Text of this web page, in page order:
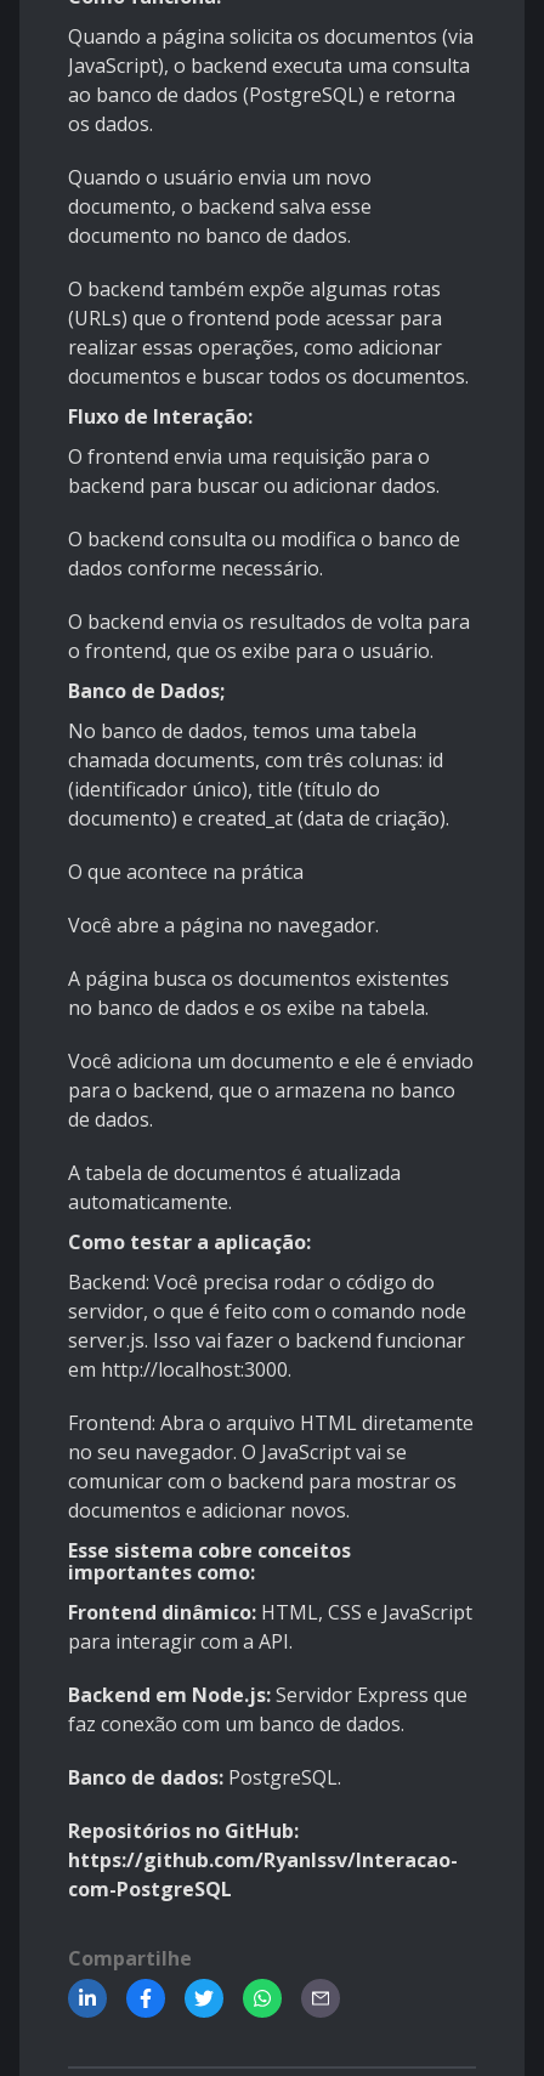
Quando a página solicita os documentos (via
JavaScript), o backend executa uma consulta
ao banco de dados (PostgreSQL) e retorna
os dados.
Quando o usuário envia um novo
documento, o backend salva esse
documento no banco de dados.
O backend também expõe algumas rotas
(URLs) que o frontend pode acessar para
realizar essas operações, como adicionar
documentos e buscar todos os documentos.
Fluxo de Interação:
O frontend envia uma requisição para o
backend para buscar ou adicionar dados.
O backend consulta ou modifica o banco de
dados conforme necessário.
O backend envia os resultados de volta para
o frontend, que os exibe para o usuário.
Banco de Dados;
No banco de dados, temos uma tabela
chamada documents, com três colunas: id
(identificador único), title (título do
documento) e created_at (data de criação).
O que acontece na prática
Você abre a página no navegador.
A página busca os documentos existentes
no banco de dados e os exibe na tabela.
Você adiciona um documento e ele é enviado
para o backend, que o armazena no banco
de dados.
A tabela de documentos é atualizada
automaticamente.
Como testar a aplicação:
Backend: Você precisa rodar o código do
servidor, o que é feito com o comando node
server.js. Isso vai fazer o backend funcionar
em http://localhost:3000.
Frontend: Abra o arquivo HTML diretamente
no seu navegador. O JavaScript vai se
comunicar com o backend para mostrar os
documentos e adicionar novos.
Esse sistema cobre conceitos
importantes como:
Frontend dinâmico: HTML, CSS e JavaScript
para interagir com a API.
Backend em Node.js:Servidor Express que
faz conexão com um banco de dados.
Banco de dados: PostgreSQL.
Repositórios no GitHub:
https://github.com/Ryanlssv/Interacao-
com-PostgreSQL
Compartilhe